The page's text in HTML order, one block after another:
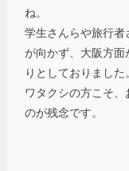
ね。
学生さんらや旅行者
が向かず、大阪方面
りとしておりました。
ワタクシの方こそ
のが残念です。